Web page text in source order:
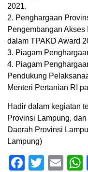
2021.
2. Penghargaan
Pengembangan
dalam TPAKD Award
3. Piagam
4. Piagam
Pendukung
Menteri Pertanian RI
Hadir dalam kegiatan
Provinsi Lampung,
Daerah Provinsi
Lampung)